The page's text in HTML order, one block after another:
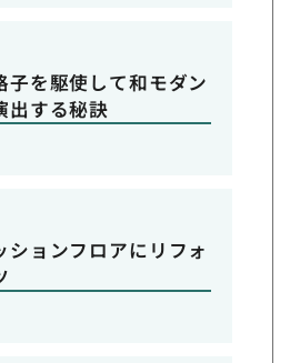
子を駆使して和モダン
出する秘訣
ションフロアにリフォ